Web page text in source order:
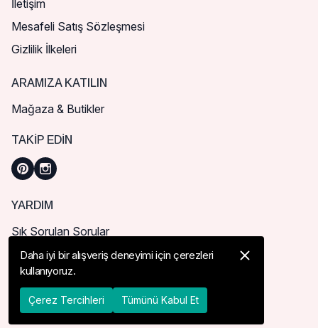
İletişim
Mesafeli Satış Sözleşmesi
Gizlilik İlkeleri
ARAMIZA KATILIN
Mağaza & Butikler
TAKIP EDIN
YARDIM
Sık Sorulan Sorular
Nasıl Sipariş Verebilirim?
Kargo ve Teslimat
İade, İptal ve Değişim
Daha iyi bir alışveriş deneyimi için çerezleri
kullanıyoruz.
Çerez Tercihleri Tümünü Kabul Et